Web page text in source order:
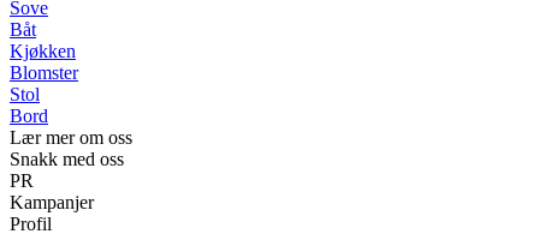
Sove
Båt
Kjøkken
Blomster
Stol
Bord
Lær mer om oss
Snakk med oss
PR
Kampanjer
Profil